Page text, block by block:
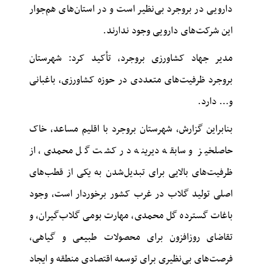
دارویی در بروجرد بی‌نظیر است و در استان‌های هم‌جوار
این شرکت‌های دارویی وجود ندارند.
مدیر جهاد کشاورزی بروجرد، تأکید کرد: شهرستان
بروجرد ظرفیت‌های متعددی در حوزه کشاورزی، باغبانی
و… دارد.
بنابراین گزارش، شهرستان بروجرد با اقلیم مساعد، خاک
حاصلخیز و سابقه دیرینه در کشت گل محمدی، از
ظرفیت‌های بالایی برای تبدیل‌شدن به یکی از قطب‌های
اصلی تولید گلاب در غرب کشور برخوردار است، وجود
باغات گسترده گل محمدی، مهارت بومی گلاب‌گیران، و
تقاضای روزافزون برای محصولات طبیعی و گیاهی،
فرصت‌های بی‌نظیری برای توسعه اقتصادی منطقه و ایجاد